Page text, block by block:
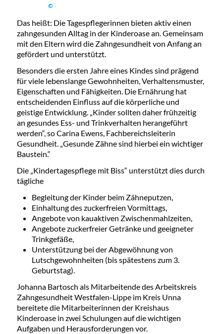
©
Das heißt: Die Tagespflegerinnen bieten aktiv einen
zahngesunden Alltag in der Kinderoase an. Gemeinsam
mit den Eltern wird die Zahngesundheit von Anfang an
gefördert und unterstützt.
Besonders die ersten Jahre eines Kindes sind prägend
für viele lebenslange Gewohnheiten, Verhaltensmuster,
Eigenschaften und Fähigkeiten. Die Ernährung hat
entscheidenden Einfluss auf die körperliche und
geistige Entwicklung. „Kinder sollten daher frühzeitig
an gesundes Ess- und Trinkverhalten herangeführt
werden“, so Carina Ewens, Fachbereichsleiterin
Gesundheit. „Gesunde Zähne sind hierbei ein wichtiger
Baustein.“
Die „Kindertagespflege mit Biss“ unterstützt dies durch
tägliche
Begleitung der Kinder beim Zähneputzen,
Einhaltung des zuckerfreien Vormittags,
Angebote von kauaktiven Zwischenmahlzeiten,
Angebote zuckerfreier Getränke und geeigneter
Trinkgefäße,
Unterstützung bei der Abgewöhnung von
Lutschgewohnheiten (bis spätestens zum 3.
Geburtstag).
Johanna Bartosch als Mitarbeitende des Arbeitskreis
Zahngesundheit Westfalen-Lippe im Kreis Unna
bereitete die Mitarbeiterinnen der Kreishaus
Kinderoase in zwei Schulungen auf die wichtigen
Aufgaben und Herausforderungen vor.